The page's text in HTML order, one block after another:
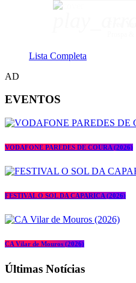
Lista Completa
AD
EVENTOS
VODAFONE PAREDES DE COURA (2026)
FESTIVAL O SOL DA CAPARICA (2026)
CA Vilar de Mouros (2026)
Últimas Notícias